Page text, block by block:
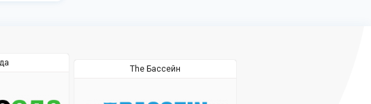
The Бассейн